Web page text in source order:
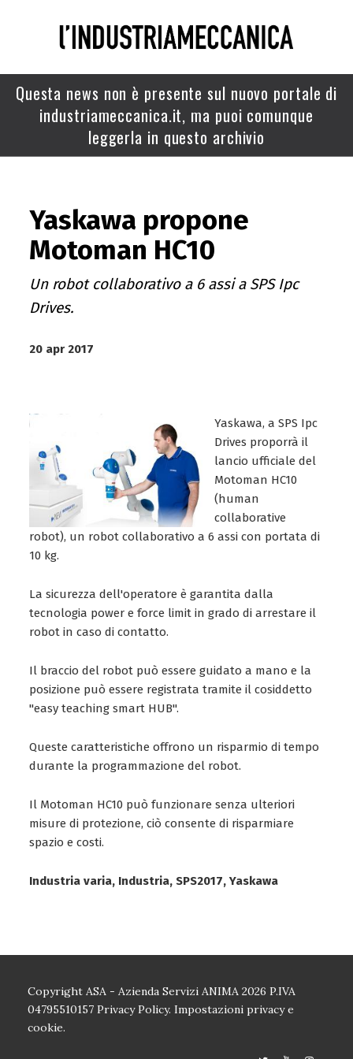
Questa news non è presente sul nuovo portale di
industriameccanica.it, ma puoi comunque
leggerla in questo archivio
Yaskawa propone
Motoman HC10
Un robot collaborativo a 6 assi a SPS Ipc
Drives.
20 apr 2017
Yaskawa, a SPS Ipc
Drives proporrà il
lancio ufficiale del
Motoman HC10
(human
collaborative
robot), un robot collaborativo a 6 assi con portata di
10 kg.
La sicurezza dell'operatore è garantita dalla
tecnologia power e force limit in grado di arrestare il
robot in caso di contatto.
Il braccio del robot può essere guidato a mano e la
posizione può essere registrata tramite il cosiddetto
"easy teaching smart HUB".
Queste caratteristiche offrono un risparmio di tempo
durante la programmazione del robot.
Il Motoman HC10 può funzionare senza ulteriori
misure di protezione, ciò consente di risparmiare
spazio e costi.
Industria varia, Industria, SPS2017, Yaskawa
Copyright ASA - Azienda Servizi ANIMA 2026 P.IVA
04795510157 Privacy Policy. Impostazioni privacy e
cookie.